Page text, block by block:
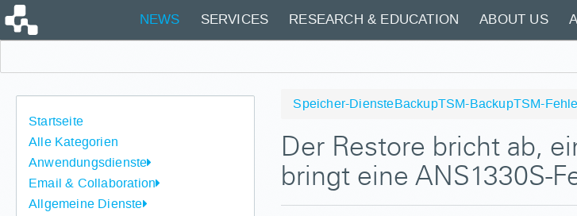
NEWS SERVICES RESEARCH & EDUCATION ABOUT US
Startseite
Alle Kategorien
Anwendungsdienste
Email & Collaboration
Allgemeine Dienste
Speicher-DiensteBackupTSM-BackupTSM-
Der Restore bricht ab,
bringt eine ANS1330S-